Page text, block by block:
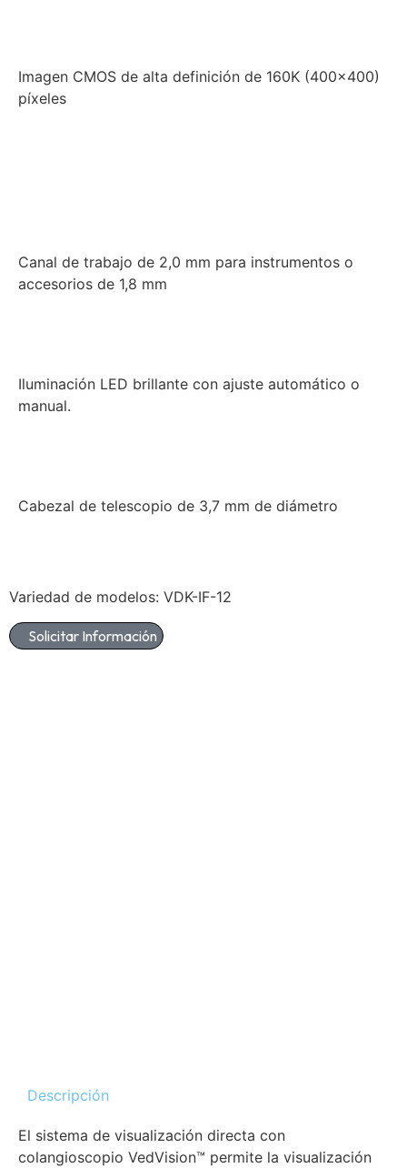
Imagen CMOS de alta definición de 160K (400x400)
píxeles
Canal de trabajo de 2,0 mm para instrumentos o
accesorios de 1,8 mm
Iluminación LED brillante con ajuste automático o
manual.
Cabezal de telescopio de 3,7 mm de diámetro
Variedad de modelos: VDK-IF-12
Solicitar Información
Descripción
El sistema de visualización directa con
colangioscopio VedVision™ permite la visualización